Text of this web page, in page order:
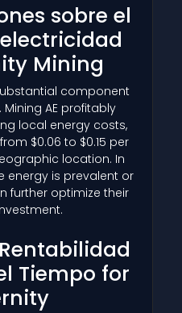
sobre el
Mining
component
AE profitably
local energy costs,
$0.06 to $0.15 per
location. In
energy is prevalent or
further optimize their
Tiempo for